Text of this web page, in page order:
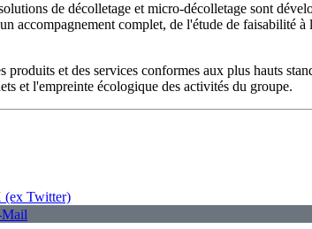
de décolletage et micro-décolletage sont
complet, de l'étude de faisabilité à
et des services conformes aux plus hauts
et l'empreinte écologique des activités du groupe.
(ex Twitter)